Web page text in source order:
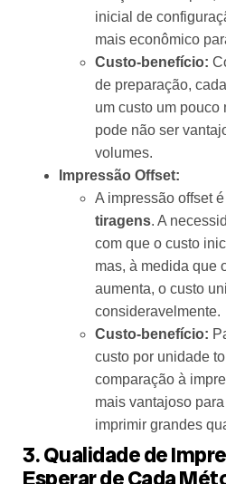
inicial de
mais econômico
Custo-benefício:
de preparação,
um custo um pouco
pode não ser
volumes.
Impressão Offset:
A impressão offset
tiragens. A
com que o custo
mas, à medida que
aumenta, o custo
consideravelmente.
Custo-benefício:
custo por unidade
comparação à
mais vantajoso
imprimir grandes
3. Qualidade de
Esperar de Cada